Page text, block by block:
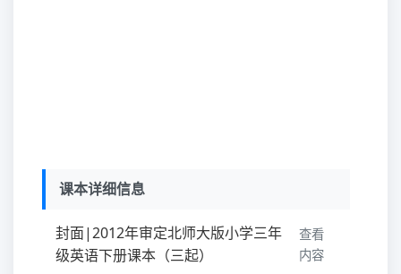
课本详细信息
封面|2012年审定北师大版小学三年
级英语下册课本（三起）
查看
内容